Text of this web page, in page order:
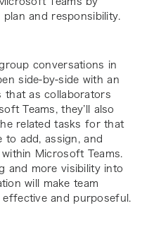
and responsibility.
conversations in
side-by-side with an
that as collaborators
Teams, they’ll also
related tasks for that
to add, assign, and
Microsoft Teams.
and more visibility into
will make team
and purposeful.